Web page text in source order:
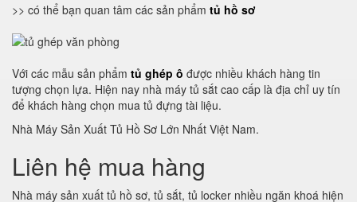
>> có thể bạn quan tâm các sản phẩm tủ hồ sơ
Với các mẫu sản phẩm tủ ghép ô được nhiều khách hàng tin
tượng chọn lựa. Hiện nay nhà máy tủ sắt cao cấp là địa chỉ uy tín
để khách hàng chọn mua tủ đựng tài liệu.
Nhà Máy Sản Xuất Tủ Hồ Sơ Lớn Nhất Việt Nam.
Liên hệ mua hàng
Nhà máy sản xuất tủ hồ sơ, tủ sắt, tủ locker nhiều ngăn khoá hiện